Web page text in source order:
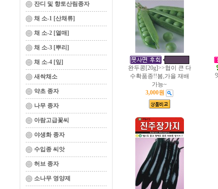
잔디 및 향토산림종자
채 소-1 [산채류]
채 소-2 [열매]
채 소-3 [뿌리]
채 소-4 [잎]
새싹채소
약초 종자
나무 종자
아람고급꽃씨
야생화 종자
수입종 씨앗
허브 종자
소나무 영양제
완두콩[20g]>>협이 큰 다
수확품종!!봄,가을 재배
가능~
3,000원